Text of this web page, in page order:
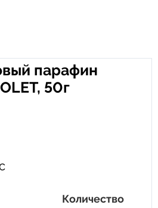
парафин
50г
Количество